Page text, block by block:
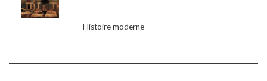
Histoire moderne